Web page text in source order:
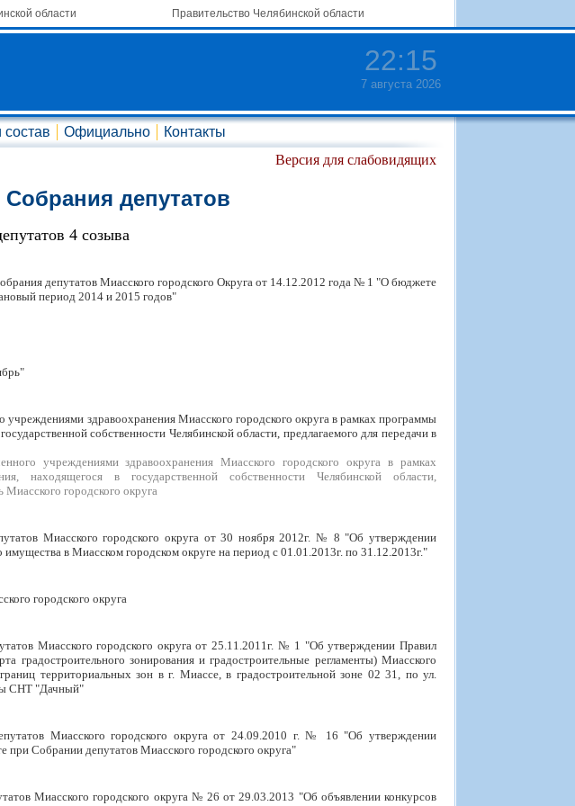
области Правительство Челябинской области
22:15
7 августа 2026
состав Официально
Контакты
Версия для слабовидящих
депутатов
4 созыва
депутатов Миасского городского Округа от 14.12.2012 года № 1 "О бюджете
период 2014 и 2015 годов"
здравоохранения Миасского городского округа в рамках программы
собственности Челябинской области, предлагаемого для передачи в
учреждениями здравоохранения Миасского городского округа в рамках
находящегося в государственной собственности Челябинской области,
Миасского городского округа
Миасского городского округа от 30 ноября 2012г. № 8 "Об утверждении
в Миасском городском округе на период с 01.01.2013г. по 31.12.2013г."
городского округа
Миасского городского округа от 25.11.2011г. № 1 "Об утверждении Правил
градостроительного зонирования и градостроительные регламенты) Миасского
территориальных зон в г. Миассе, в градостроительной зоне 02 31, по ул.
СНТ "Дачный"
Миасского городского округа от 24.09.2010 г. № 16 "Об утверждении
Собрании депутатов Миасского городского округа"
Миасского городского округа № 26 от 29.03.2013 "Об объявлении конкурсов